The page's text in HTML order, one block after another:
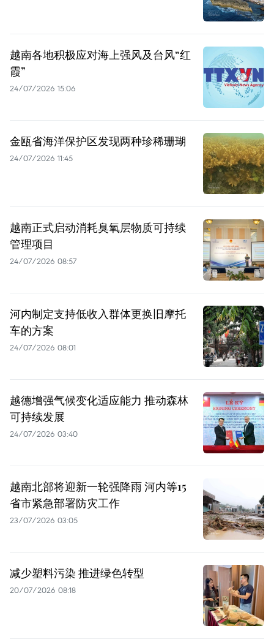
越南各地积极应对海上强风及台风“红
霞”
24/07/2026 15:06
金瓯省海洋保护区发现两种珍稀珊瑚
24/07/2026 11:45
越南正式启动消耗臭氧层物质可持续
管理项目
24/07/2026 08:57
河内制定支持低收入群体更换旧摩托
车的方案
24/07/2026 08:01
越德增强气候变化适应能力 推动森林
可持续发展
24/07/2026 03:40
越南北部将迎新一轮强降雨 河内等15
省市紧急部署防灾工作
23/07/2026 03:05
减少塑料污染 推进绿色转型
20/07/2026 08:18